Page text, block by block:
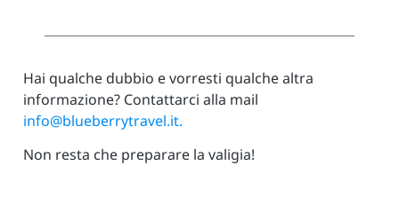
Hai qualche dubbio e vorresti qualche altra
informazione? Contattarci alla mail
info@blueberrytravel.it.
Non resta che preparare la valigia!